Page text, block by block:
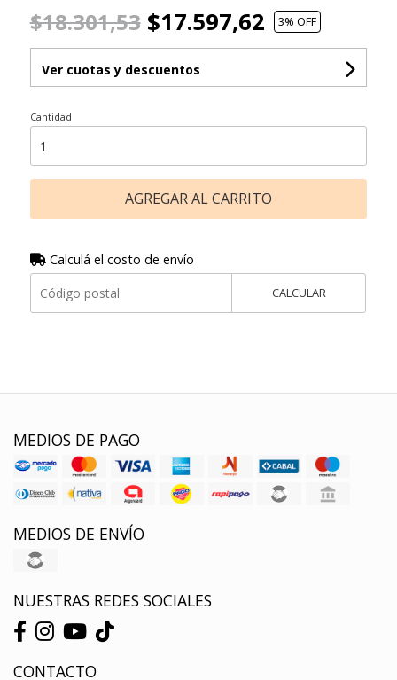
$18.301,53$17.597,62 3% OFF
Ver cuotas y descuentos
Cantidad
AGREGAR AL CARRITO
Calculá el costo de envío
CALCULAR
MEDIOS DE PAGO
MEDIOS DE ENVÍO
NUESTRAS REDES SOCIALES
CONTACTO